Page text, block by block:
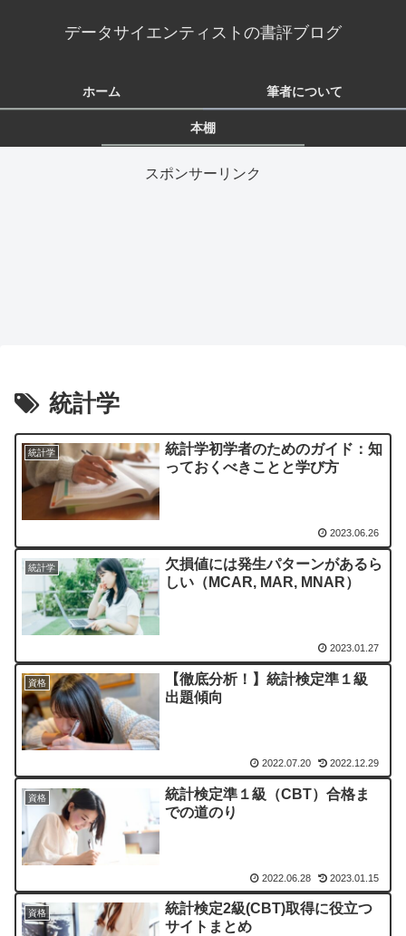
データサイエンティストの書評ブログ
ホーム 筆者について
本棚
スポンサーリンク
統計学
統計学
統計学初学者のためのガイド：知
っておくべきことと学び方
2023.06.26
統計学
欠損値には発生パターンがあるら
しい（MCAR, MAR, MNAR）
2023.01.27
資格
【徹底分析！】統計検定準１級
出題傾向
2022.07.20 2022.12.29
資格
統計検定準１級（CBT）合格ま
での道のり
2022.06.28 2023.01.15
資格
統計検定2級(CBT)取得に役立つ
サイトまとめ